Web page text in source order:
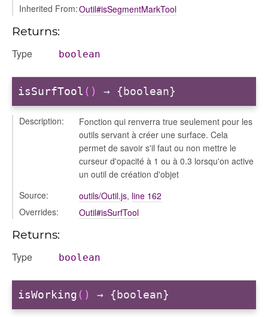
Inherited From:Outil#isSegmentMarkTool
Returns:
Type boolean
isSurfTool () → {boolean}
Description:
Fonction qui renverra true seulement pour les
outils servant à créer une surface. Cela
permet de savoir s'il faut ou non mettre le
curseur d'opacité à 1 ou à 0.3 lorsqu'on active
un outil de création d'objet
Source:
outils/Outil.js, line 162
Overrides:
Outil#isSurfTool
Returns:
Type boolean
isWorking() → {boolean}